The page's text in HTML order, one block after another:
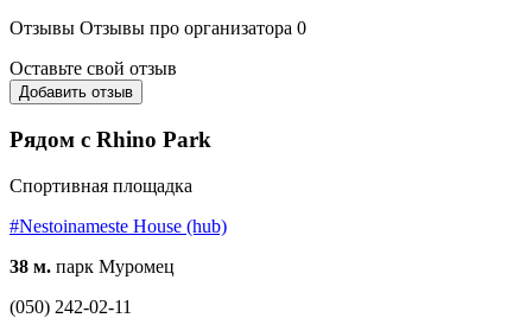
Отзывы Отзывы про организатора 0
Оставьте свой отзыв
Добавить отзыв
Рядом с Rhino Park
Спортивная площадка
#Nestoinameste House (hub)
38 м. парк Муромец
(050) 242-02-11